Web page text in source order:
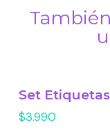
Set
$3.990